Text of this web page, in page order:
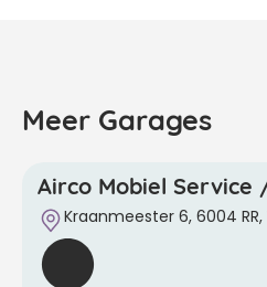
Meer Garages
Airco Mobiel
Kraanmeester 6, 6004